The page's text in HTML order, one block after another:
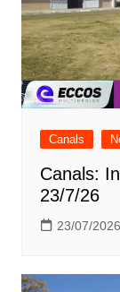
Canals
Canals:
23/7/26
23/07/2026